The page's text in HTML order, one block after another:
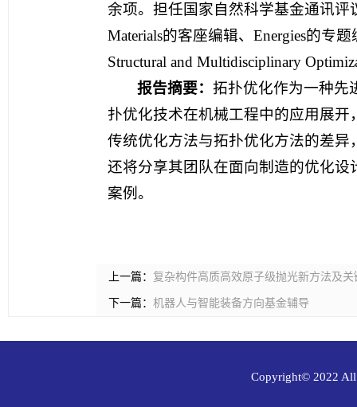
余项。担任国家自然科学基金通讯
Materials的客座编辑、Energies的专
Structural and Multidisciplinary
报告摘要：拓扑优化作为一种先
扑优化技术在机械工程中的应用展
传统优化方法与拓扑优化方法的差
还将分享其团队在面向制造的优化
案例。
上一篇： 复杂构件高质高效原子级抛光新方法及
下一篇： 机器人与智能装备方向基金辅导
Copyright© 2022